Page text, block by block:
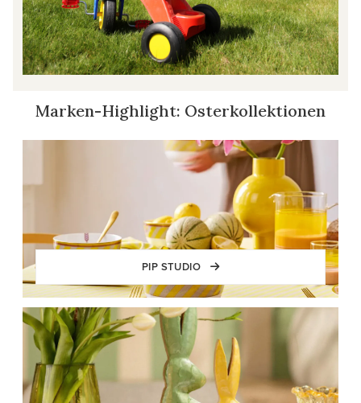
Marken-Highlight: Osterkollektionen
PIP STUDIO